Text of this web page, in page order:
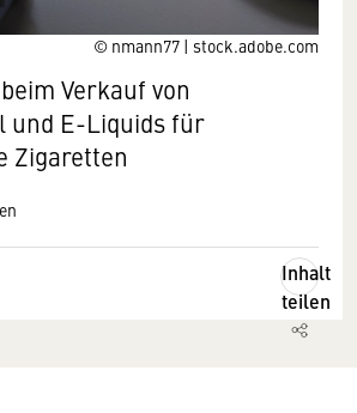
© nmann77 | stock.adobe.com
Verkauf von
und E-Liquids für
Zigaretten
Inhalt
teilen